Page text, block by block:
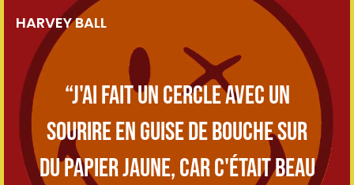
HARVEY BALL
“J'ai fait un cercle avec un
sourire en guise de bouche sur
du papier jaune, car c'était beau